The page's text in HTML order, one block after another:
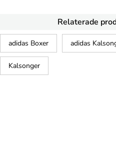
Relaterade
adidas Boxer adidas
Kalsonger